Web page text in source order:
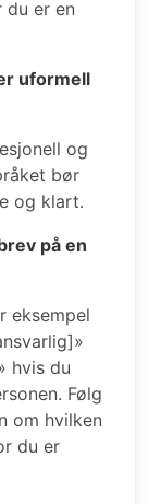
er en
uformell
og
bør
og klart.
på en
eksempel
hvis du
Følg
om hvilken
du er